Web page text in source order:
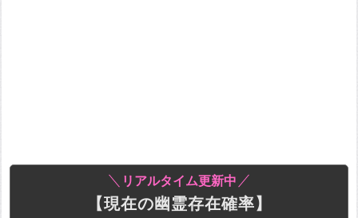
リアルタイム更新中
【現在の幽霊存在確率】